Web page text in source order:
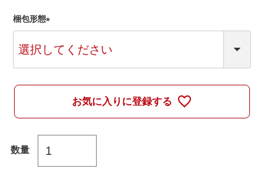
梱包形態
必
お気に入りに登録する